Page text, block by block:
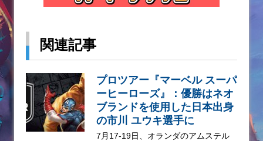
関連記事
プロツアー『マーベル スーパ
ーヒーローズ』：優勝はネオ
ブランドを使用した日本出身
の市川 ユウキ選手に
7月17-19日、オランダのアムステル